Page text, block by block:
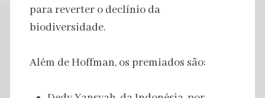
para reverter o declínio da
biodiversidade.
Além de Hoffman, os premiados são: